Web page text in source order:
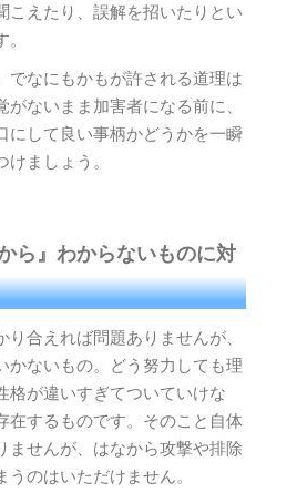
こえたり、誤解を招いたりとい
でなにもかもが許される道理は
がないまま加害者になる前に、
にして良い事柄かどうかを一瞬
けましょう。
ら』わからないものに対
り合えれば問題ありませんが、
かないもの。どう努力しても理
格が違いすぎてついていけな
在するものです。そのこと自体
ませんが、はなから攻撃や排除
うのはいただけません。